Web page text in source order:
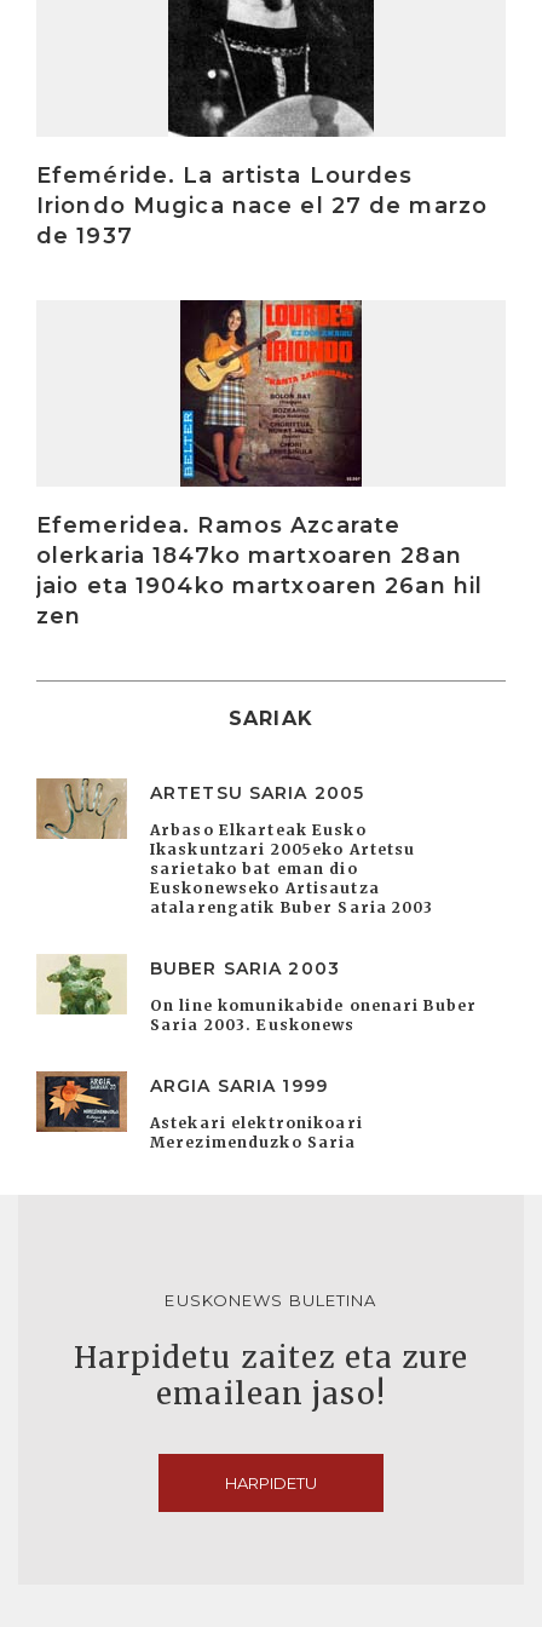
Efeméride. La artista Lourdes
Iriondo Mugica nace el 27 de marzo
de 1937
Efemeridea. Ramos Azcarate
olerkaria 1847ko martxoaren 28an
jaio eta 1904ko martxoaren 26an hil
zen
SARIAK
ARTETSU SARIA 2005
Arbaso Elkarteak Eusko
Ikaskuntzari 2005eko Artetsu
sarietako bat eman dio
Euskonewseko Artisautza
atalarengatik Buber Saria 2003
BUBER SARIA 2003
On line komunikabide onenari Buber
Saria 2003. Euskonews
ARGIA SARIA 1999
Astekari elektronikoari
Merezimenduzko Saria
EUSKONEWS BULETINA
Harpidetu zaitez eta zure
emailean jaso!
HARPIDETU